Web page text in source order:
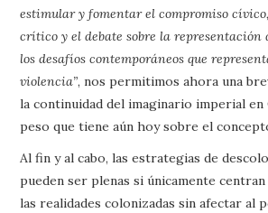
estimular y fomentar el compromiso
crítico y el debate sobre la representación
los desafíos contemporáneos que
violencia”, nos permitimos ahora una
la continuidad del imaginario imperial en
peso que tiene aún hoy sobre el
Al fin y al cabo, las estrategias de
pueden ser plenas si únicamente
las realidades colonizadas sin afectar al